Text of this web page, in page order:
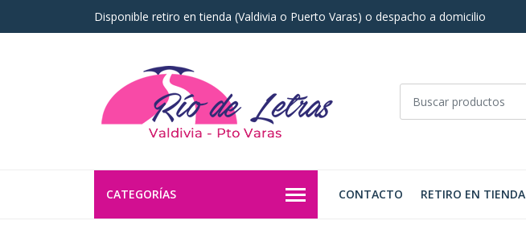
Disponible retiro en tienda (Valdivia o Puerto Varas) o despacho a domicilio
CATEGORÍAS CONTACTO RETIRO EN TIENDA